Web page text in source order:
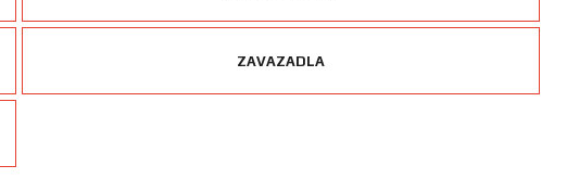
ZAVAZADLA